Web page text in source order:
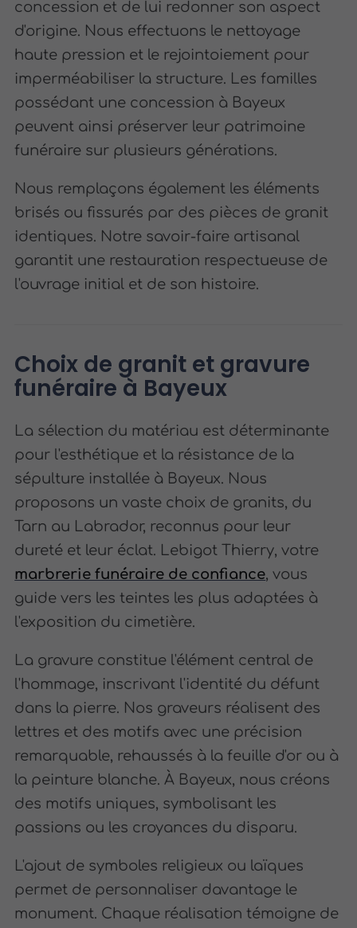
concession et de lui redonner son aspect
d'origine. Nous effectuons le nettoyage
haute pression et le rejointoiement pour
imperméabiliser la structure. Les familles
possédant une concession à Bayeux
peuvent ainsi préserver leur patrimoine
funéraire sur plusieurs générations.
Nous remplaçons également les éléments
brisés ou fissurés par des pièces de granit
identiques. Notre savoir-faire artisanal
garantit une restauration respectueuse de
l'ouvrage initial et de son histoire.
Choix de granit et gravure
funéraire à Bayeux
La sélection du matériau est déterminante
pour l'esthétique et la résistance de la
sépulture installée à Bayeux. Nous
proposons un vaste choix de granits, du
Tarn au Labrador, reconnus pour leur
dureté et leur éclat. Lebigot Thierry, votre
marbrerie funéraire de confiance, vous
guide vers les teintes les plus adaptées à
l'exposition du cimetière.
La gravure constitue l'élément central de
l'hommage, inscrivant l'identité du défunt
dans la pierre. Nos graveurs réalisent des
lettres et des motifs avec une précision
remarquable, rehaussés à la feuille d'or ou à
la peinture blanche. À Bayeux, nous créons
des motifs uniques, symbolisant les
passions ou les croyances du disparu.
L'ajout de symboles religieux ou laïques
permet de personnaliser davantage le
monument. Chaque réalisation témoigne de